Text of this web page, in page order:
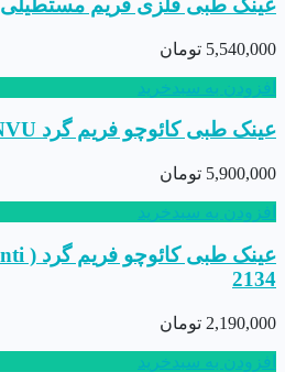
عینک طبی فلزی فریم مستطیلی Polo
5,540,000 تومان
افزودن به سبدخرید
عینک طبی کائوچو فریم گرد INVU مشکی
5,900,000 تومان
افزودن به سبدخرید
2134
2,190,000 تومان
افزودن به سبدخرید